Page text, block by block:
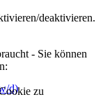
d)
deaktivieren.
- Sie können
zu